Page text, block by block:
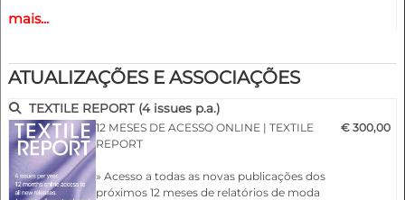
» Visão complexa do vestuário para jovens mulheres e
vestidos e muito mais
» Ilustração adicional dos temas através de fotografias dos
desfiles dos criadores
» Cores e harmonias de cores
mais...
ATUALIZAÇÕES E ASSOCIAÇÕES
TEXTILE REPORT (4 issues p.a.)
12 MESES DE ACESSO ONLINE | TEXTILE
REPORT
» Acesso a todas as novas publicações dos
próximos 12 meses de relatórios de moda
€ 300,00